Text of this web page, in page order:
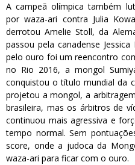
A campeã olímpica também
por waza-ari contra Julia
derrotou Amelie Stoll, da
passou pela canadense
pelo ouro foi um reencontro
no Rio 2016, a mongol
conquistou o título mundial da
projetou a mongol, a
brasileira, mas os árbitros de
continuou mais agressiva e
tempo normal. Sem
score, onde a judoca da
waza-ari para ficar com o ouro.